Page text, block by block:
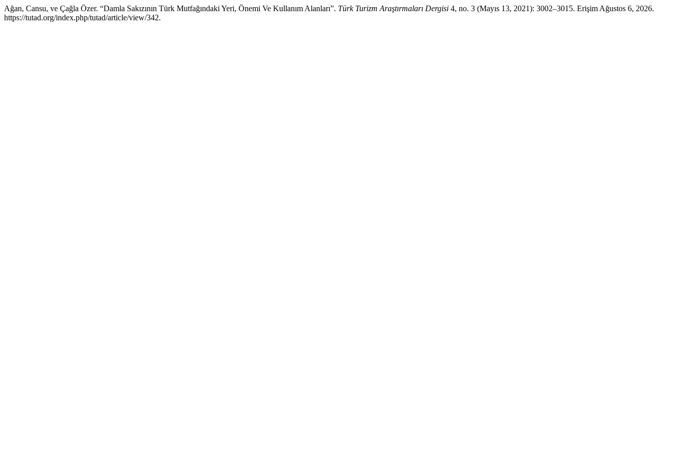
Ağan, Cansu, ve Çağla Özer. “Damla Sakızının Türk Mutfağındaki Yeri, Önemi Ve Kullanım Alanları”. Türk Turizm Araştırmaları Dergisi 4, no. 3 (Mayıs 13, 2021): 3002–3015. Erişim Ağustos 6, 2026.
https://tutad.org/index.php/tutad/article/view/342.